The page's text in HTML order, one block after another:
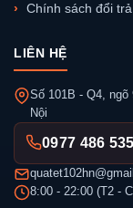
Chính sách đổi trả
LIÊN HỆ
Số 101B - Q4, ngõ
Nội
0977 486 535
8:00 - 22:00 (T2 -